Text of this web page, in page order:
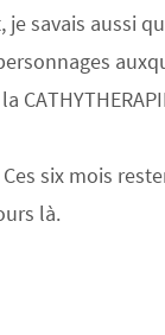
savais aussi
six mois
là.